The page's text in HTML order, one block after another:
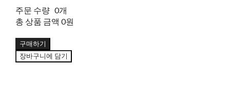
주문 수량 0개
총 상품 금액 0원
구매하기
장바구니에 담기